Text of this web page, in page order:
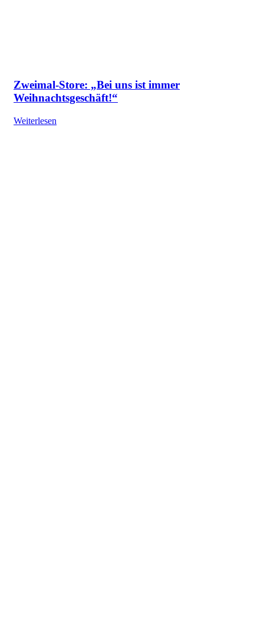
Zweimal-Store: „Bei uns ist immer
Weihnachtsgeschäft!“
Weiterlesen